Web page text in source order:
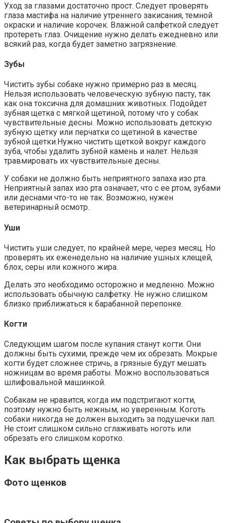
Уход за глазами достаточно прост. Следует проверять
глаза мастифа на наличие утреннего закисания, темной
окраски и наличие корочек. Влажной салфеткой следует
протереть глаз. Очищение нужно делать ежедневно или
всякий раз, когда будет заметно загрязнение.
Зубы
Чистить зубы собаке нужно примерно раз в месяц.
Нельзя использовать человеческую зубную пасту, так
как она токсична для домашних животных. Подойдет
зубная щетка с мягкой щетиной, потому что у собак
чувствительные десны. Можно использовать детскую
зубную щетку или перчатки со щетиной в качестве
зубной щетки.Нужно чистить щеткой вокруг каждого
зуба, чтобы удалить зубной камень и налет. Нельзя
травмировать их чувствительные десны.
У собаки не должно быть неприятного запаха изо рта.
Неприятный запах изо рта означает, что с ее ртом, зубами
или деснами что-то не так. Возможно, нужен
ветеринарный осмотр.
Уши
Чистить уши следует, по крайней мере, через месяц. Но
проверять их еженедельно на наличие ушных клещей,
блох, серы или кожного жира.
Делать это необходимо осторожно и медленно. Можно
использовать обычную салфетку. Не нужно слишком
близко приближаться к барабанной перепонке.
Когти
Следующим шагом после купания станут когти. Они
должны быть сухими, прежде чем их обрезать. Мокрые
когти будет сложнее стричь, а грязные будут мешать
ножницам во время работы. Можно воспользоваться
шлифовальной машинкой.
Собакам не нравится, когда им подстригают когти,
поэтому нужно быть нежным, но уверенным. Коготь
собаки никогда не должен выходить за подушечки лап.
Не стоит слишком сильно сглаживать ноготь или
обрезать его слишком коротко.
Как выбрать щенка
Фото щенков